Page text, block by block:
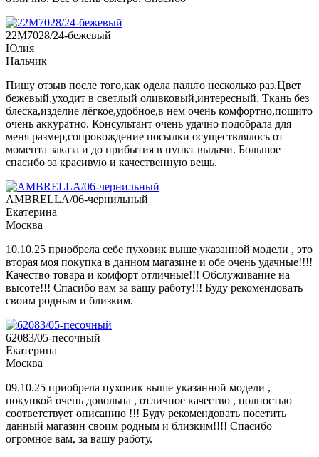
22M7028/24-бежевый
Юлия
Нальчик
Пишу отзыв после того,как одела пальто несколько раз.Цвет
бежевый,уходит в светлый оливковый,интересный. Ткань без
блеска,изделие лёгкое,удобное,в нем очень комфортно,пошито
очень аккуратно. Консультант очень удачно подобрала для
меня размер,сопровождение посылки осуществлялось от
момента заказа и до прибытия в пункт выдачи. Большое
спасибо за красивую и качественную вещь.
AMBRELLA/06-чернильный
Екатерина
Москва
10.10.25 приобрела себе пуховик выше указанной модели , это
вторая моя покупка в данном магазине и обе очень удачные!!!!
Качество товара и комфорт отличные!!! Обслуживание на
высоте!!! Спасибо вам за вашу работу!!! Буду рекомендовать
своим родным и близким.
62083/05-песочный
Екатерина
Москва
09.10.25 приобрела пуховик выше указанной модели ,
покупкой очень довольна , отличное качество , полностью
соответствует описанию !!! Буду рекомендовать посетить
данный магазин своим родным и близким!!!! Спасибо
огромное вам, за вашу работу.